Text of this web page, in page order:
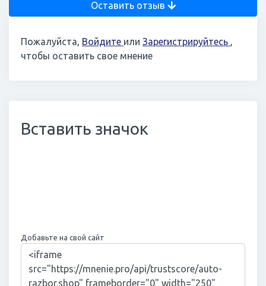
Оставить отзыв
Пожалуйста, Войдите или Зарегистрируйтесь ,
чтобы оставить свое мнение
Вставить значок
Добавьте на свой сайт